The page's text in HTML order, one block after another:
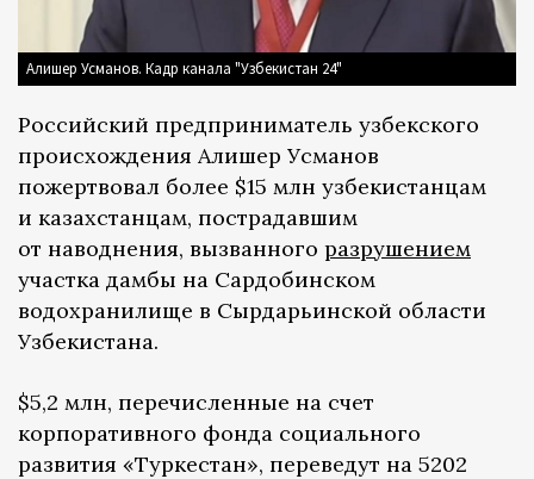
Алишер Усманов. Кадр канала "Узбекистан 24"
Российский предприниматель узбекского
происхождения Алишер Усманов
пожертвовал более $15 млн узбекистанцам
и казахстанцам, пострадавшим
от наводнения, вызванного разрушением
участка дамбы на Сардобинском
водохранилище в Сырдарьинской области
Узбекистана.
$5,2 млн, перечисленные на счет
корпоративного фонда социального
развития «Туркестан», переведут на 5202